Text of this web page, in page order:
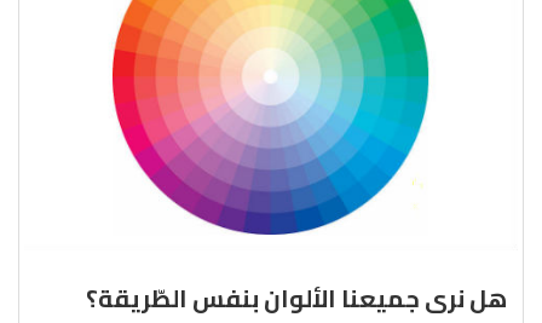
هل نرى جميعنا الألوان بنفس الطّريقة؟